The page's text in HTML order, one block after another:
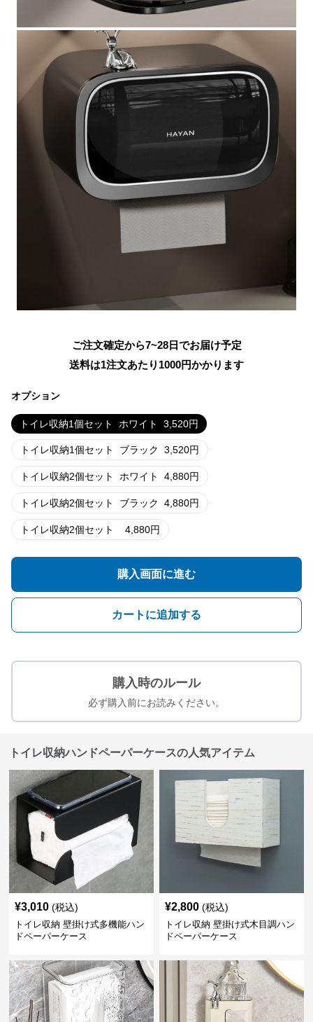
ご注文確定から7~28日でお届け予定
送料は1注文あたり 1000円かかります
オプション
トイレ収納1個セット ホワイト 3,520円
トイレ収納1個セット ブラック 3,520円
トイレ収納2個セット ホワイト 4,880円
トイレ収納2個セット ブラック 4,880円
トイレ収納2個セット 4,880円
購入画面に進む
カートに追加する
購入時のルール
必ず購入前にお読みください。
トイレ収納ハンドペーパーケースの人気アイテム
¥3,010 (税込)
トイレ収納 壁掛け式多機能ハン
ドペーパーケース
¥2,800 (税込)
トイレ収納 壁掛け式木目調ハン
ドペーパーケース